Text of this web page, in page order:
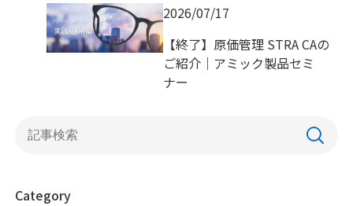
2026/07/17
【終了】原価管理 STRA CAの
ご紹介｜アミック製品セミ
ナー
Category